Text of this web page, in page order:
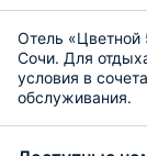
Отель «Цветной
Сочи. Для
условия в
обслуживания.